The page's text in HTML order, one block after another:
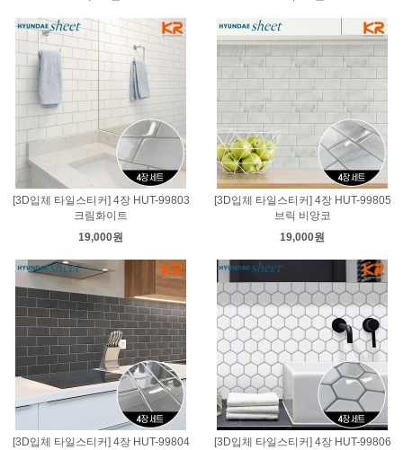
[3D입체 타일스티커] 4장 HUT-99803
크림화이트
19,000원
[3D입체 타일스티커] 4장 HUT-99805
브릭 비앙코
19,000원
[3D입체 타일스티커] 4장 HUT-99804
[3D입체 타일스티커] 4장 HUT-99806